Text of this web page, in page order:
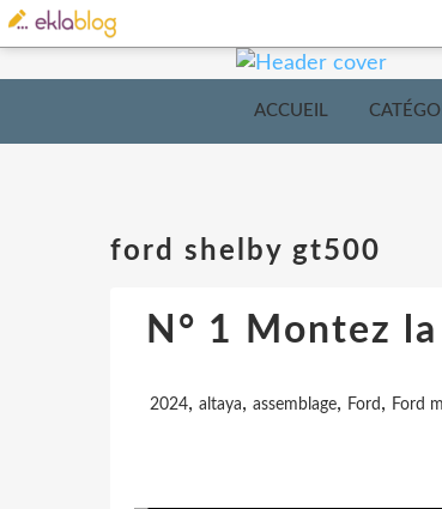
ACCUEIL
ford shelby gt500
N° 1 Montez
2024, altaya, assemblage, Ford , Ford